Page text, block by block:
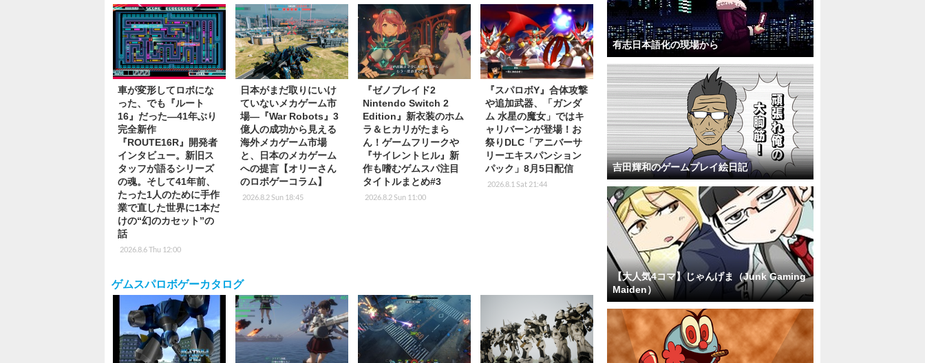
車が変形してロボにな
った、でも『ルート
16』だった―41年ぶり
完全新作
『ROUTE16R』開発者
インタビュー。新旧ス
タッフが語るシリーズ
の魂。そして41年前、
たった1人のために手作
業で直した世界に1本だ
けの“幻のカセット”の
話
2026.8.6 Thu 12:00
日本がまだ取りにいけ
ていないメカゲーム市
場―『War Robots』3
億人の成功から見える
海外メカゲーム市場
と、日本のメカゲーム
への提言【オリーさん
のロボゲーコラム】
2026.8.2 Sun 18:45
『ゼノブレイド2
Nintendo Switch 2
Edition』新衣装のホム
ラ＆ヒカリがたまら
ん！ゲームフリークや
『サイレントヒル』新
作も嗜むゲムスパ注目
タイトルまとめ#3
2026.8.2 Sun 11:00
『スパロボY』合体攻撃
や追加武器、「ガンダ
ム 水星の魔女」ではキ
ャリバーンが登場！お
祭りDLC「アニバーサ
リーエキスパンション
パック」8月5日配信
2026.8.1 Sat 21:44
ゲムスパロボゲーカタログ
有志日本語化の現場から
吉田輝和のゲームプレイ絵日記
【大人気4コマ】じゃんげま（Junk Gaming
Maiden）